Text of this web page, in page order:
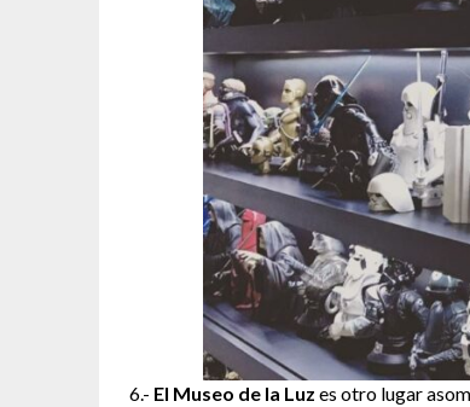
6.- El Museo de la Luz es otro lugar